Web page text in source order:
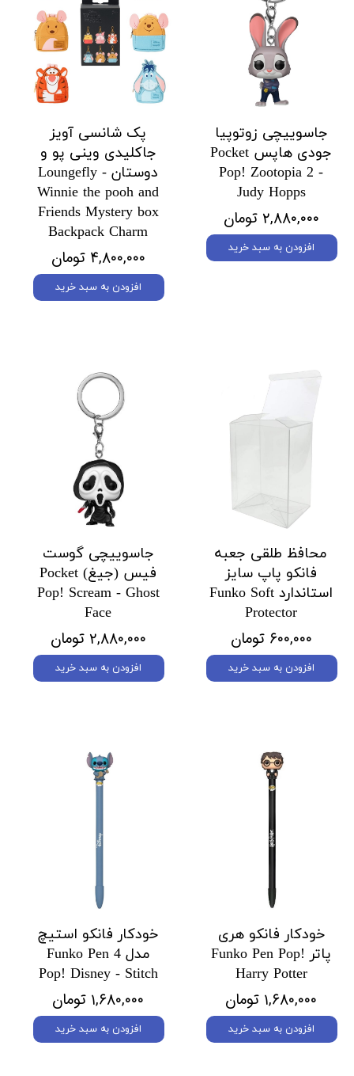
جاسوییچی زوتوپیا
جودی هاپس Pocket
Pop! Zootopia 2 -
Judy Hopps
۲,۸۸۰,۰۰۰ تومان
افزودن به سبد خرید
پک شانسی آویز
جاکلیدی وینی پو و
دوستان Loungefly -
Winnie the pooh and
Friends Mystery box
Backpack Charm
۴,۸۰۰,۰۰۰ تومان
افزودن به سبد خرید
محافظ طلقی جعبه
فانکو پاپ سایز
استاندارد Funko Soft
Protector
۶۰۰,۰۰۰ تومان
افزودن به سبد خرید
جاسوییچی گوست
فیس (جیغ) Pocket
Pop! Scream - Ghost
Face
۲,۸۸۰,۰۰۰ تومان
افزودن به سبد خرید
خودکار فانکو هری
پاتر Funko Pen Pop!
Harry Potter
۱,۶۸۰,۰۰۰ تومان
افزودن به سبد خرید
خودکار فانکو استیچ
مدل 4 Funko Pen
Pop! Disney - Stitch
۱,۶۸۰,۰۰۰ تومان
افزودن به سبد خرید